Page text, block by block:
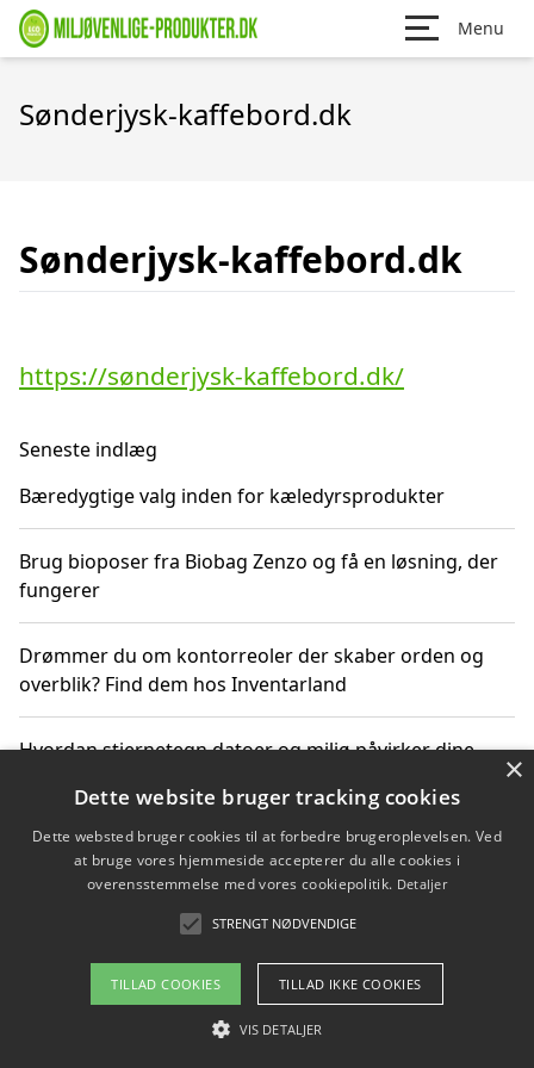
Menu
Sønderjysk-kaffebord.dk
Sønderjysk-kaffebord.dk
https://sønderjysk-kaffebord.dk/
Seneste indlæg
Bæredygtige valg inden for kæledyrsprodukter
Brug bioposer fra Biobag Zenzo og få en løsning, der
fungerer
Drømmer du om kontorreoler der skaber orden og
overblik? Find dem hos Inventarland
Hvordan stjernetegn datoer og miljø påvirker dine
Bæredygtige gadgets til en grønnere hverdag
Om / kontakt
Blog Betingelser
×
Dette website bruger tracking cookies
Dette websted bruger cookies til at forbedre brugeroplevelsen. Ved
at bruge vores hjemmeside accepterer du alle cookies i
overensstemmelse med vores cookiepolitik. Detaljer
STRENGT NØDVENDIGE
TILLAD COOKIES TILLAD IKKE COOKIES
VIS DETALJER